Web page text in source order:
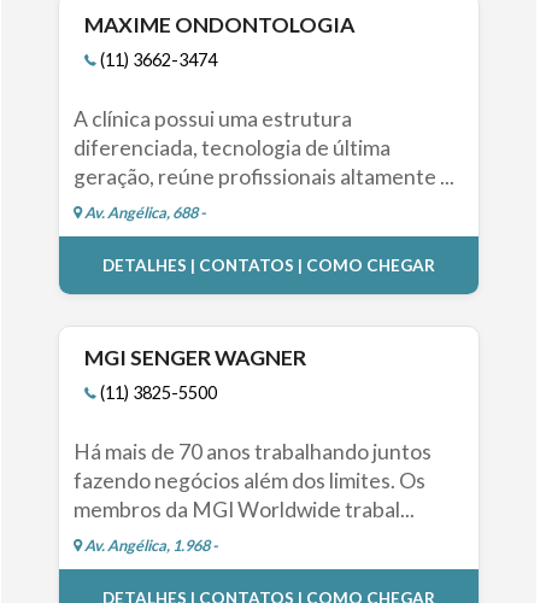
MAXIME ONDONTOLOGIA
(11) 3662-3474
A clínica possui uma estrutura
diferenciada, tecnologia de última
geração, reúne profissionais altamente ...
Av. Angélica, 688 -
DETALHES | CONTATOS | COMO CHEGAR
MGI SENGER WAGNER
(11) 3825-5500
Há mais de 70 anos trabalhando juntos
fazendo negócios além dos limites. Os
membros da MGI Worldwide trabal...
Av. Angélica, 1.968 -
DETALHES | CONTATOS | COMO CHEGAR